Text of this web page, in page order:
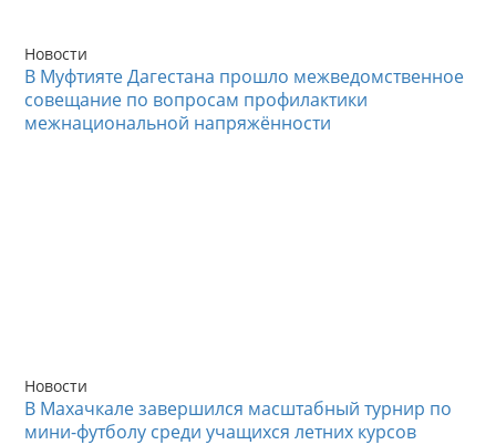
Новости
В Муфтияте Дагестана прошло межведомственное
совещание по вопросам профилактики
межнациональной напряжённости
Новости
В Махачкале завершился масштабный турнир по
мини-футболу среди учащихся летних курсов